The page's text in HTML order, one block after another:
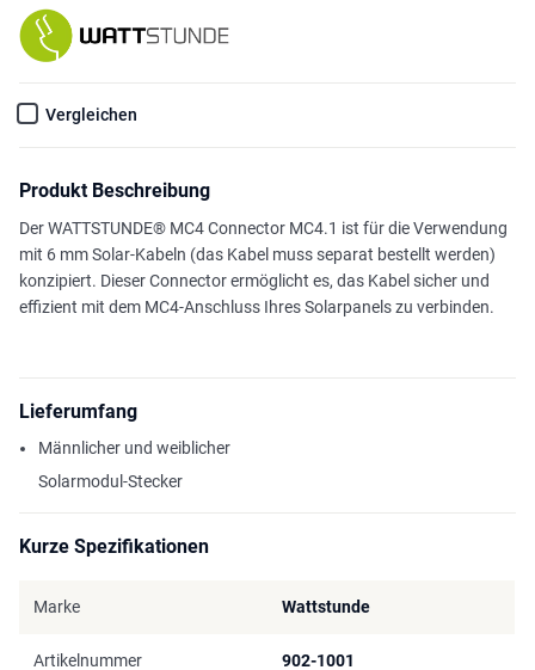
Vergleichen
Produkt Beschreibung
Der WATTSTUNDE® MC4 Connector MC4.1 ist für die Verwendung
mit 6 mm Solar-Kabeln (das Kabel muss separat bestellt werden)
konzipiert. Dieser Connector ermöglicht es, das Kabel sicher und
effizient mit dem MC4-Anschluss Ihres Solarpanels zu verbinden.
Lieferumfang
Männlicher und weiblicher
Solarmodul-Stecker
Kurze Spezifikationen
Marke Wattstunde
Artikelnummer 902-1001